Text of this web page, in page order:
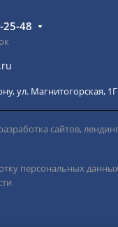
25-48
ул. Магнитогорская, 1Г
сайтов,
персональных данных